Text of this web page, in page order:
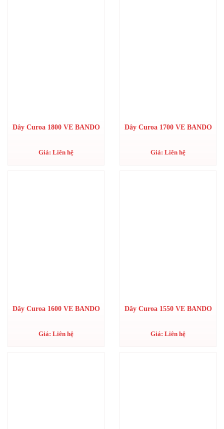
Dây Curoa 1800 VE BANDO
Giá: Liên hệ
Dây Curoa 1700 VE BANDO
Giá: Liên hệ
Dây Curoa 1600 VE BANDO
Giá: Liên hệ
Dây Curoa 1550 VE BANDO
Giá: Liên hệ